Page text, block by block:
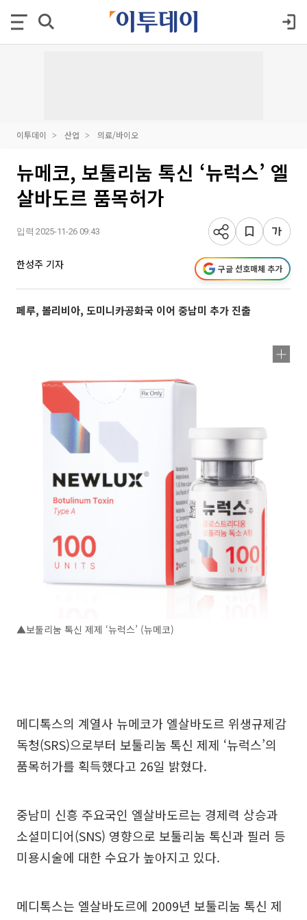
이투데이 산업 의료/바이오
뉴메코, 보툴리눔 톡신 ‘뉴럭스’ 엘
살바도르 품목허가
입력 2025-11-26 09:43
한성주 기자 구글 선호매체 추가
페루, 볼리비아, 도미니카공화국 이어 중남미 추가 진출
▲보툴리눔 톡신 제제 ‘뉴럭스’ (뉴메코)
메디톡스의 계열사 뉴메코가 엘살바도르 위생규제감
독청(SRS)으로부터 보툴리눔 톡신 제제 ‘뉴럭스’의
품목허가를 획득했다고 26일 밝혔다.
중남미 신흥 주요국인 엘살바도르는 경제력 상승과
소셜미디어(SNS) 영향으로 보툴리눔 톡신과 필러 등
미용시술에 대한 수요가 높아지고 있다.
메디톡스는 엘살바도르에 2009년 보툴리눔 톡신 제